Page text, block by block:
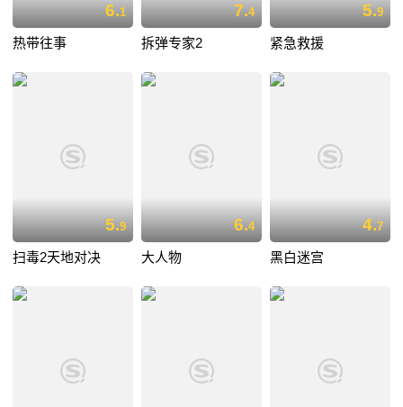
6.1
热带往事
7.4
拆弹专家2
5.9
紧急救援
5.9
扫毒2天地对决
6.4
大人物
4.7
黑白迷宫